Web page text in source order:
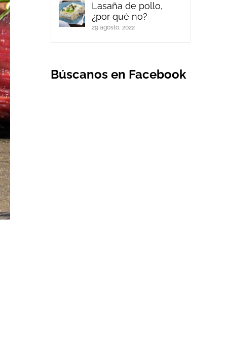
Lasaña de pollo,
¿por qué no?
29 agosto, 2022
Búscanos en Facebook